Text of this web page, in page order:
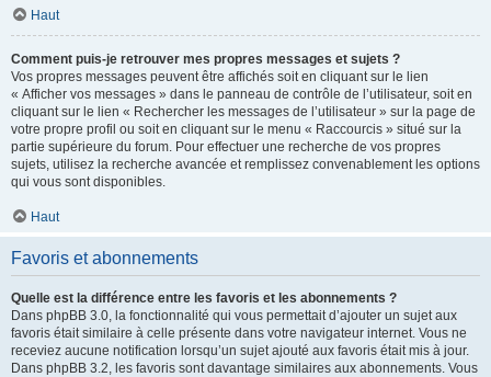
Haut
Comment puis-je retrouver mes propres messages et sujets ?
Vos propres messages peuvent être affichés soit en cliquant sur le lien
« Afficher vos messages » dans le panneau de contrôle de l’utilisateur, soit en
cliquant sur le lien « Rechercher les messages de l’utilisateur » sur la page de
votre propre profil ou soit en cliquant sur le menu « Raccourcis » situé sur la
partie supérieure du forum. Pour effectuer une recherche de vos propres
sujets, utilisez la recherche avancée et remplissez convenablement les options
qui vous sont disponibles.
Haut
Favoris et abonnements
Quelle est la différence entre les favoris et les abonnements ?
Dans phpBB 3.0, la fonctionnalité qui vous permettait d’ajouter un sujet aux
favoris était similaire à celle présente dans votre navigateur internet. Vous ne
receviez aucune notification lorsqu’un sujet ajouté aux favoris était mis à jour.
Dans phpBB 3.2, les favoris sont davantage similaires aux abonnements. Vous